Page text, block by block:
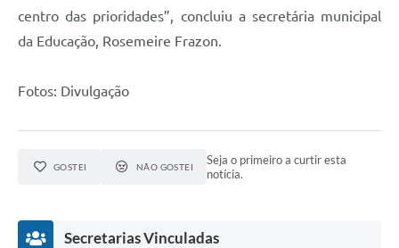
centro das prioridades”, concluiu a secretária municipal
da Educação, Rosemeire Frazon.
Fotos: Divulgação
GOSTEI NÃO GOSTEI
Seja o primeiro a curtir esta
notícia.
Secretarias Vinculadas